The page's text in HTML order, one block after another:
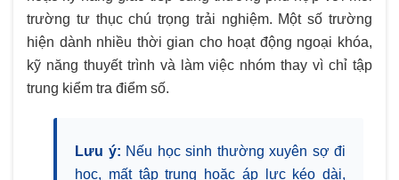
trường tư thục chú trọng trải nghiệm. Một số trường
hiện dành nhiều thời gian cho hoạt động ngoại khóa,
kỹ năng thuyết trình và làm việc nhóm thay vì chỉ tập
trung kiểm tra điểm số.
Lưu ý: Nếu học sinh thường xuyên sợ đi
học, mất tập trung hoặc áp lực kéo dài,